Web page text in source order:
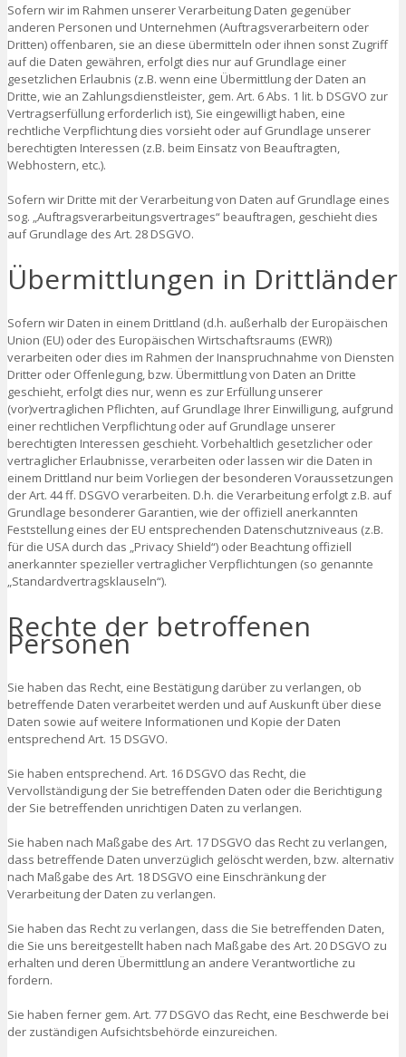
Sofern wir im Rahmen unserer Verarbeitung Daten gegenüber
anderen Personen und Unternehmen (Auftragsverarbeitern oder
Dritten) offenbaren, sie an diese übermitteln oder ihnen sonst Zugriff
auf die Daten gewähren, erfolgt dies nur auf Grundlage einer
gesetzlichen Erlaubnis (z.B. wenn eine Übermittlung der Daten an
Dritte, wie an Zahlungsdienstleister, gem. Art. 6 Abs. 1 lit. b DSGVO zur
Vertragserfüllung erforderlich ist), Sie eingewilligt haben, eine
rechtliche Verpflichtung dies vorsieht oder auf Grundlage unserer
berechtigten Interessen (z.B. beim Einsatz von Beauftragten,
Webhostern, etc.).
Sofern wir Dritte mit der Verarbeitung von Daten auf Grundlage eines
sog. „Auftragsverarbeitungsvertrages“ beauftragen, geschieht dies
auf Grundlage des Art. 28 DSGVO.
Übermittlungen in Drittländer
Sofern wir Daten in einem Drittland (d.h. außerhalb der Europäischen
Union (EU) oder des Europäischen Wirtschaftsraums (EWR))
verarbeiten oder dies im Rahmen der Inanspruchnahme von Diensten
Dritter oder Offenlegung, bzw. Übermittlung von Daten an Dritte
geschieht, erfolgt dies nur, wenn es zur Erfüllung unserer
(vor)vertraglichen Pflichten, auf Grundlage Ihrer Einwilligung, aufgrund
einer rechtlichen Verpflichtung oder auf Grundlage unserer
berechtigten Interessen geschieht. Vorbehaltlich gesetzlicher oder
vertraglicher Erlaubnisse, verarbeiten oder lassen wir die Daten in
einem Drittland nur beim Vorliegen der besonderen Voraussetzungen
der Art. 44 ff. DSGVO verarbeiten. D.h. die Verarbeitung erfolgt z.B. auf
Grundlage besonderer Garantien, wie der offiziell anerkannten
Feststellung eines der EU entsprechenden Datenschutzniveaus (z.B.
für die USA durch das „Privacy Shield“) oder Beachtung offiziell
anerkannter spezieller vertraglicher Verpflichtungen (so genannte
„Standardvertragsklauseln“).
Rechte der betroffenen
Personen
Sie haben das Recht, eine Bestätigung darüber zu verlangen, ob
betreffende Daten verarbeitet werden und auf Auskunft über diese
Daten sowie auf weitere Informationen und Kopie der Daten
entsprechend Art. 15 DSGVO.
Sie haben entsprechend. Art. 16 DSGVO das Recht, die
Vervollständigung der Sie betreffenden Daten oder die Berichtigung
der Sie betreffenden unrichtigen Daten zu verlangen.
Sie haben nach Maßgabe des Art. 17 DSGVO das Recht zu verlangen,
dass betreffende Daten unverzüglich gelöscht werden, bzw. alternativ
nach Maßgabe des Art. 18 DSGVO eine Einschränkung der
Verarbeitung der Daten zu verlangen.
Sie haben das Recht zu verlangen, dass die Sie betreffenden Daten,
die Sie uns bereitgestellt haben nach Maßgabe des Art. 20 DSGVO zu
erhalten und deren Übermittlung an andere Verantwortliche zu
fordern.
Sie haben ferner gem. Art. 77 DSGVO das Recht, eine Beschwerde bei
der zuständigen Aufsichtsbehörde einzureichen.